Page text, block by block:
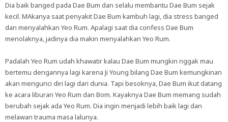
Dia baik banged pada Dae Bum dan selalu membantu Dae Bum sejak
kecil. MAkanya saat penyakit Dae Bum kambuh lagi, dia stress banged
dan menyalahkan Yeo Rum. Apalagi saat dia confess Dae Bum
menolaknya, jadinya dia makin menyalahkan Yeo Rum.
Padalah Yeo Rum udah khawatir kalau Dae Bum mungkin nggak mau
bertemu dengannya lagi karena Ji Young bilang Dae Bum kemungkinan
akan mengunci diri lagi dari dunia. Tapi besoknya, Dae Bum ikut datang
ke acara liburan Yeo Rum dan Bom. Kayaknya Dae Bum memang sudah
berubah sejak ada Yeo Rum. Dia ingin menjadi lebih baik lagi dan
melawan trauma masa lalunya.